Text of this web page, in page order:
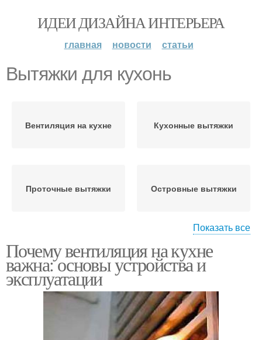
ИДЕИ ДИЗАЙНА ИНТЕРЬЕРА
главная новости статьи
Вытяжки для кухонь
Вентиляция на кухне Кухонные вытяжки
Проточные вытяжки Островные вытяжки
Вытяжки для кухни Вентиляции для кухни
Показать все
Почему вентиляция на кухне
важна: основы устройства и
эксплуатации